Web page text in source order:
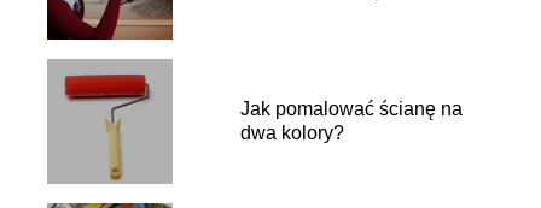
Jak pomalować ścianę na
dwa kolory?